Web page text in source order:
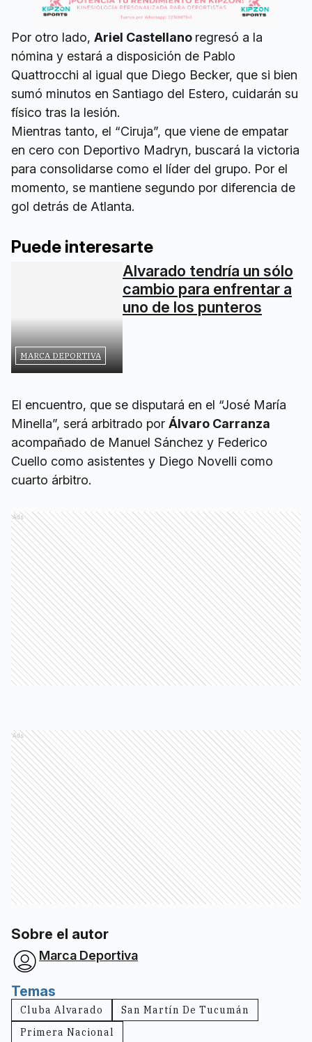
Por otro lado, Ariel Castellano regresó a la
nómina y estará a disposición de Pablo
Quattrocchi al igual que Diego Becker, que si bien
sumó minutos en Santiago del Estero, cuidarán su
físico tras la lesión.
Mientras tanto, el “Ciruja”, que viene de empatar
en cero con Deportivo Madryn, buscará la victoria
para consolidarse como el líder del grupo. Por el
momento, se mantiene segundo por diferencia de
gol detrás de Atlanta.
Puede interesarte
MARCA DEPORTIVA
Alvarado tendría un sólo
cambio para enfrentar a
uno de los punteros
El encuentro, que se disputará en el “José María
Minella”, será arbitrado por Álvaro Carranza
acompañado de Manuel Sánchez y Federico
Cuello como asistentes y Diego Novelli como
cuarto árbitro.
Ads
Ads
Sobre el autor
Marca Deportiva
Temas
Cluba Alvarado
San Martín De Tucumán
Primera Nacional